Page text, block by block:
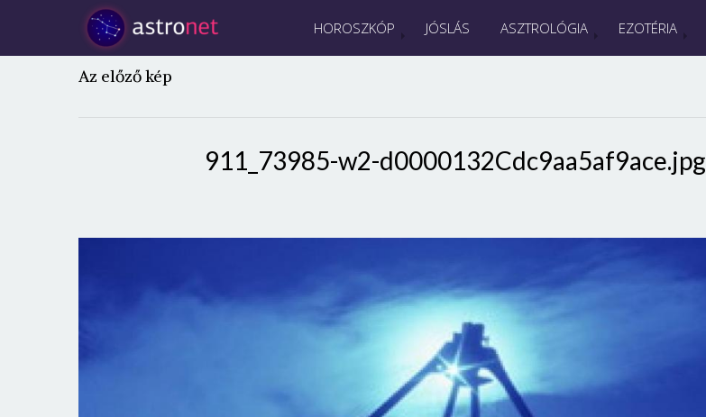
HOROSZKÓP JÓSLÁS ASZTROLÓGIA EZOTÉRIA
Az előző kép
911_73985-w2-d0000132Cdc9aa5af9ace.jpg